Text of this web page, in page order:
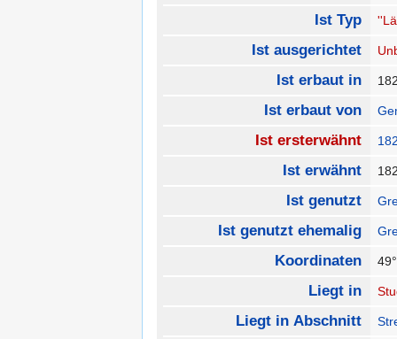
Ist Typ
Ist ausgerichtet
Ist erbaut in
Ist erbaut von
Ist ersterwähnt
Ist erwähnt
Ist genutzt
Ist genutzt ehemalig
Koordinaten
Liegt in
Liegt in Abschnitt